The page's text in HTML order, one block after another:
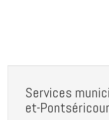
Services
et-